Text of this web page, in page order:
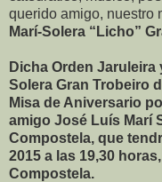
querido amigo, nuestro
Marí-Solera “Licho”
Dicha Orden
Solera Gran Trobeiro
Misa de Aniversario
amigo José Luís Marí
Compostela, que
2015 a las 19,30
Compostela.